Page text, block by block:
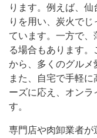
ります。例えば、
りを用い、炭火で
ています。一方で
る場合もあります
から、多くのグルメ
また、自宅で手軽
ーズに応え、オンラ
す。
専門店や肉卸業者が